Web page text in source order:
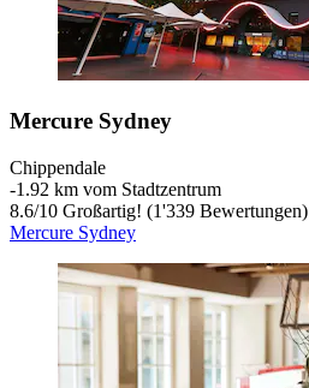
Mercure Sydney
Chippendale
‐1.92 km vom Stadtzentrum
8.6/10 Großartig! (1'339 Bewertungen)
Mercure Sydney